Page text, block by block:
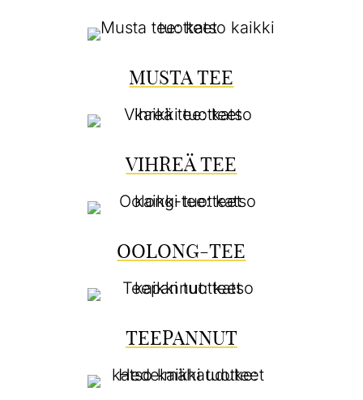
MUSTA TEE
VIHREÄ TEE
OOLONG-TEE
TEEPANNUT